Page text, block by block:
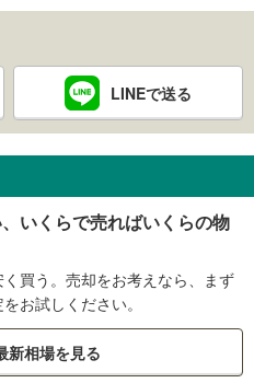
LINEで送る
いくらで売ればいくらの物
買う。売却をお考えなら、まず
お試しください。
新相場を見る